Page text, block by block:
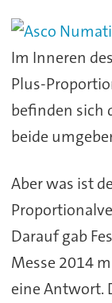
Im Inneren
Plus-
befinden sich
beide
Aber was ist
Darauf gab
Messe 2014
eine Antwort.